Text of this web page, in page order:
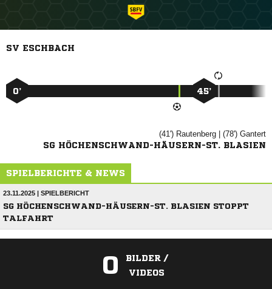
SV ESCHBACH
0’ 45’
(41')  | (78') 
SG HÖCHENSCHWAND-HÄUSERN-ST. BLASIEN
SPIELBERICHTE & NEWS
23.11.2025 | SPIELBERICHT
SG HÖCHENSCHWAND-HÄUSERN-ST. BLASIEN STOPPT
TALFAHRT
0
BILDER /
VIDEOS